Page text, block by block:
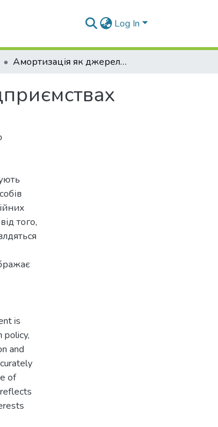
Log In
Амортизація як джерело фінансових ресурсів на підприємствах
того,
is
policy,
and
of